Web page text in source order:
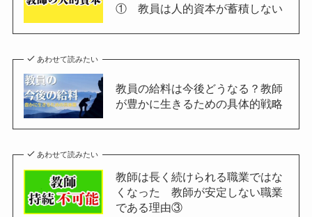
① 教員は人的資本が蓄積しない
あわせて読みたい
教員の給料は今後どうなる？教師
が豊かに生きるための具体的戦略
あわせて読みたい
教師は長く続けられる職業ではな
くなった 教師が安定しない職業
である理由③